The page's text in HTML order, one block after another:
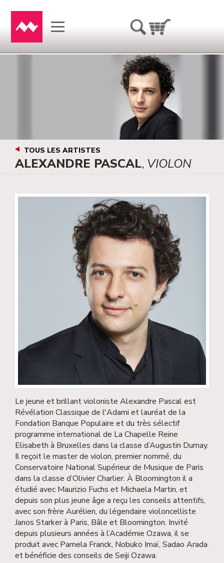
TOUS LES ARTISTES
ALEXANDRE PASCAL, VIOLON
Le jeune et brillant violoniste Alexandre Pascal est
Révélation Classique de l'Adami et lauréat de la
Fondation Banque Populaire et du très sélectif
programme international de La Chapelle Reine
Elisabeth à Bruxelles dans la classe d’Augustin Dumay.
Il reçoit le master de violon, premier nommé, du
Conservatoire National Supérieur de Musique de Paris
dans la classe d’Olivier Charlier. À Bloomington il a
étudié avec Maurizio Fuchs et Michaela Martin, et
depuis son plus jeune âge a reçu les conseils attentifs,
avec son frère Aurélien, du légendaire violoncelliste
Janos Starker à Paris, Bâle et Bloomington. Invité
depuis plusieurs années à l’Académie Ozawa, il se
produit avec Pamela Franck, Nobuko Imaï, Sadao Arada
et bénéficie des conseils de Seiji Ozawa.